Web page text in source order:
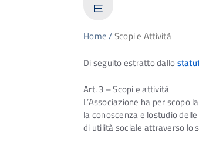
e
Home/Scopi e Attività
Di seguito estratto dallo
Art. 3 – Scopi e attività
L’Associazione ha per scopo
la conoscenza e lostudio
di utilità sociale attraverso lo